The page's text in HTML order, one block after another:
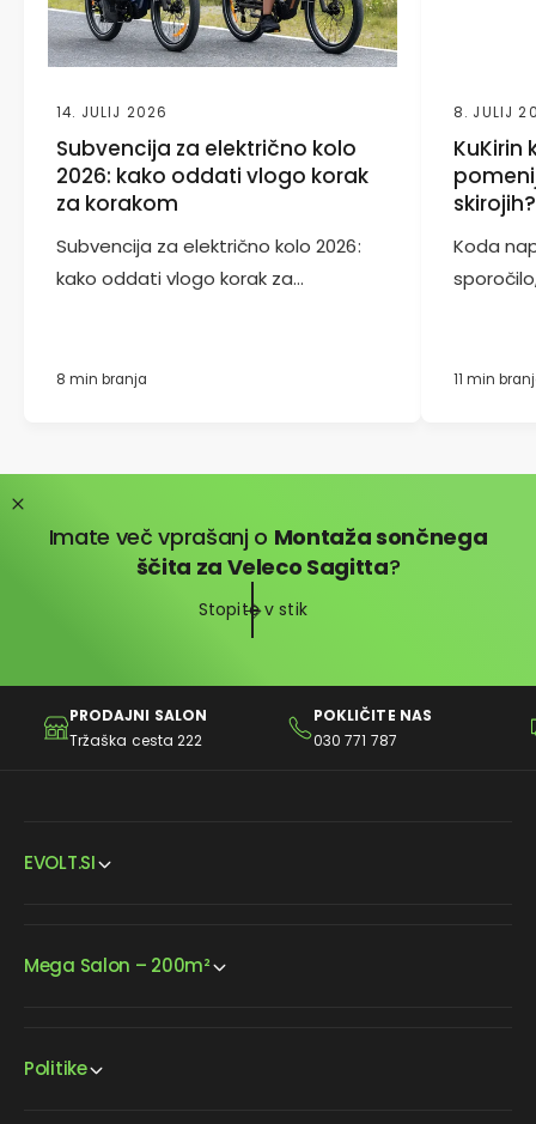
14. JULIJ 2026
Subvencija za električno kolo
2026: kako oddati vlogo korak
za korakom
Subvencija za električno kolo 2026:
kako oddati vlogo korak za...
8 min branja
8. JULIJ
KuKirin
skirojih?
Koda
11 min
Imate več vprašanj o Montaža sončnega
ščita za Veleco Sagitta?
Stopite v stik
PRODAJNI SALON
Tržaška cesta 222
POKLIČITE NAS
030 771 787
EVOLT.SI
Mega Salon – 200m²
Politike